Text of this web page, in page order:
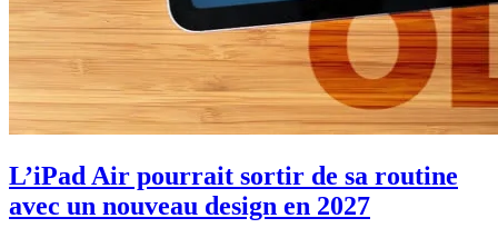
L’iPad Air pourrait sortir de sa routine
avec un nouveau design en 2027